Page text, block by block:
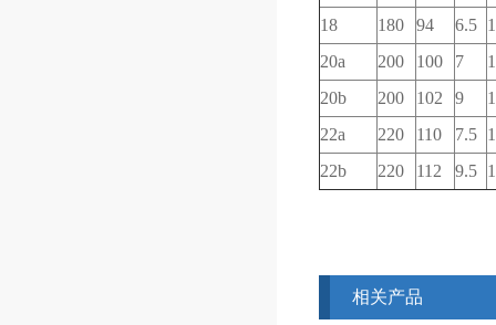
18
180 94 6.5
20a
200 100 7
20b
200 102 9
22a
220 110 7.5
22b
220 112 9.5
相关产品